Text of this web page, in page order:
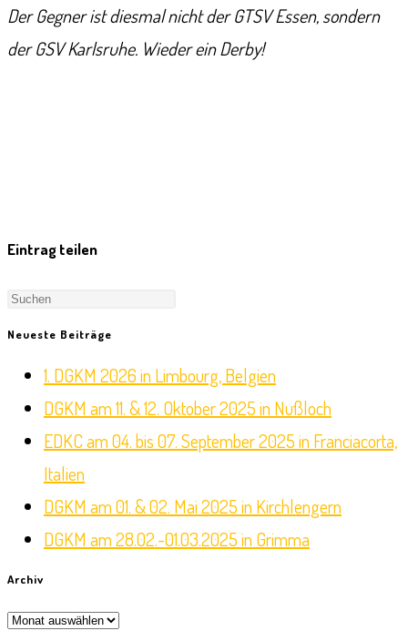
Der Gegner ist diesmal nicht der GTSV Essen, sondern
der GSV Karlsruhe. Wieder ein Derby!
Eintrag teilen
search
Neueste Beiträge
1. DGKM 2026 in Limbourg, Belgien
DGKM am 11. & 12. Oktober 2025 in Nußloch
EDKC am 04. bis 07. September 2025 in Franciacorta,
Italien
DGKM am 01. & 02. Mai 2025 in Kirchlengern
DGKM am 28.02.-01.03.2025 in Grimma
Archiv
Archiv